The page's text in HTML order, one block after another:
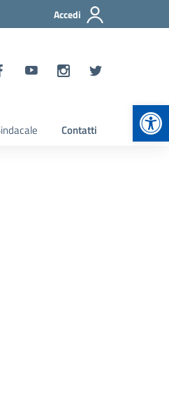
Accedi
Contatti